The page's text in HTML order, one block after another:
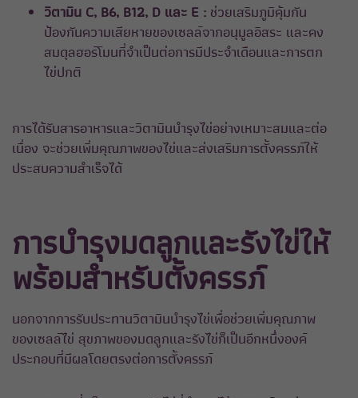
วิตามิน C, B6, B12, D และ E : ช่วยเสริมภูมิคุ้มกัน
ป้องกันความเสียหายของเซลล์จากอนุมูลอิสระ และคง
สมดุลฮอร์โมนที่จำเป็นต่อการมีประจำเดือนและการตก
ไข่ปกติ
การได้รับสารอาหารและวิตามินบำรุงไข่อย่างเหมาะสมและต่อ
เนื่อง จะช่วยเพิ่มคุณภาพของไข่และส่งเสริมการตั้งครรภ์ให้
ประสบความสำเร็จได้
การบำรุงมดลูกและรังไข่ให้
พร้อมสำหรับตั้งครรภ์
นอกจากการรับประทานวิตามินบำรุงไข่เพื่อช่วยเพิ่มคุณภาพ
ของเซลล์ไข่ สุขภาพของมดลูกและรังไข่ก็เป็นอีกหนึ่งองค์
ประกอบที่มีผลโดยตรงต่อการตั้งครรภ์